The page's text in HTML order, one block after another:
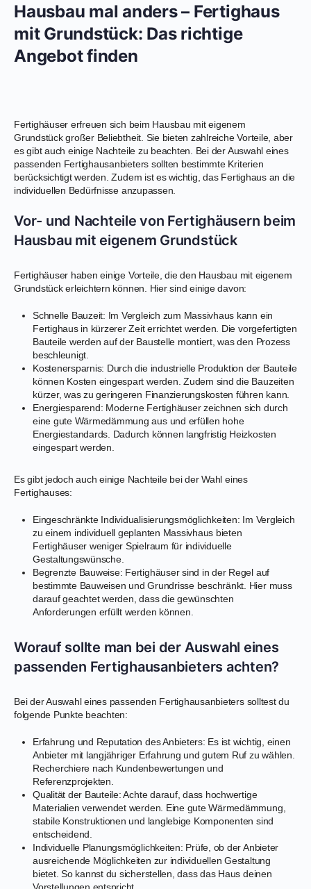
Hausbau mal anders – Fertighaus
mit Grundstück: Das richtige
Angebot finden
Fertighäuser erfreuen sich beim Hausbau mit eigenem
Grundstück großer Beliebtheit. Sie bieten zahlreiche Vorteile, aber
es gibt auch einige Nachteile zu beachten. Bei der Auswahl eines
passenden Fertighausanbieters sollten bestimmte Kriterien
berücksichtigt werden. Zudem ist es wichtig, das Fertighaus an die
individuellen Bedürfnisse anzupassen.
Vor- und Nachteile von Fertighäusern beim
Hausbau mit eigenem Grundstück
Fertighäuser haben einige Vorteile, die den Hausbau mit eigenem
Grundstück erleichtern können. Hier sind einige davon:
Schnelle Bauzeit: Im Vergleich zum Massivhaus kann ein
Fertighaus in kürzerer Zeit errichtet werden. Die vorgefertigten
Bauteile werden auf der Baustelle montiert, was den Prozess
beschleunigt.
Kostenersparnis: Durch die industrielle Produktion der Bauteile
können Kosten eingespart werden. Zudem sind die Bauzeiten
kürzer, was zu geringeren Finanzierungskosten führen kann.
Energiesparend: Moderne Fertighäuser zeichnen sich durch
eine gute Wärmedämmung aus und erfüllen hohe
Energiestandards. Dadurch können langfristig Heizkosten
eingespart werden.
Es gibt jedoch auch einige Nachteile bei der Wahl eines
Fertighauses:
Eingeschränkte Individualisierungsmöglichkeiten: Im Vergleich
zu einem individuell geplanten Massivhaus bieten
Fertighäuser weniger Spielraum für individuelle
Gestaltungswünsche.
Begrenzte Bauweise: Fertighäuser sind in der Regel auf
bestimmte Bauweisen und Grundrisse beschränkt. Hier muss
darauf geachtet werden, dass die gewünschten
Anforderungen erfüllt werden können.
Worauf sollte man bei der Auswahl eines
passenden Fertighausanbieters achten?
Bei der Auswahl eines passenden Fertighausanbieters solltest du
folgende Punkte beachten:
Erfahrung und Reputation des Anbieters: Es ist wichtig, einen
Anbieter mit langjähriger Erfahrung und gutem Ruf zu wählen.
Recherchiere nach Kundenbewertungen und
Referenzprojekten.
Qualität der Bauteile: Achte darauf, dass hochwertige
Materialien verwendet werden. Eine gute Wärmedämmung,
stabile Konstruktionen und langlebige Komponenten sind
entscheidend.
Individuelle Planungsmöglichkeiten: Prüfe, ob der Anbieter
ausreichende Möglichkeiten zur individuellen Gestaltung
bietet. So kannst du sicherstellen, dass das Haus deinen